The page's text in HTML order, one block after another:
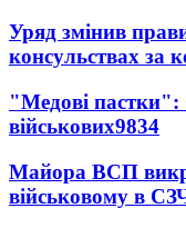
Уряд змінив
консульствах за
"Медові
військових9834
Майора ВСП
військовому в